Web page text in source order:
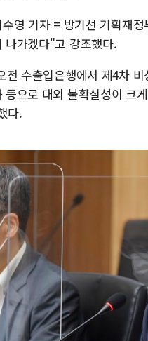
영 기자 = 방기선 기획재
나가겠다"고 강조했다.
전 수출입은행에서 제4차
등으로 대외 불확실성이 크
다.